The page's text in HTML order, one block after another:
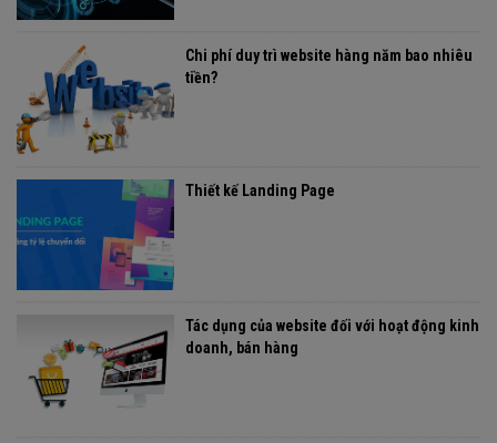
Chi phí duy trì website hàng năm bao nhiêu
tiền?
Thiết kế Landing Page
Tác dụng của website đối với hoạt động kinh
doanh, bán hàng